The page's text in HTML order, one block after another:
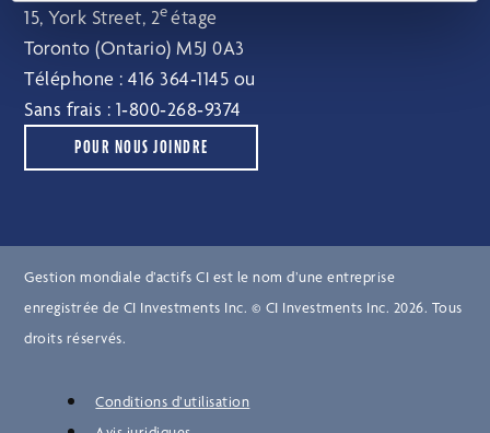
15, York Street, 2eétage
Toronto (Ontario) M5J 0A3
Téléphone :416 364‑1145 ou
Sans frais : 1‑800‑268‑9374
POUR NOUS JOINDRE
Gestion mondiale d’actifs CI est le nom d’une entreprise
enregistrée de CI Investments Inc. © CI Investments Inc. 2026. Tous
droits réservés.
Conditions d’utilisation